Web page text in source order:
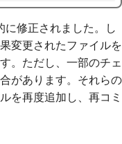
に修正されました。し
変更されたファイルを
。ただし、一部のチェ
があります。それらの
を再度追加し、再コミ